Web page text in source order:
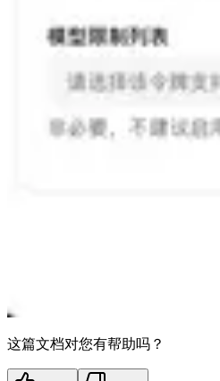
这篇文档对您有帮助吗？